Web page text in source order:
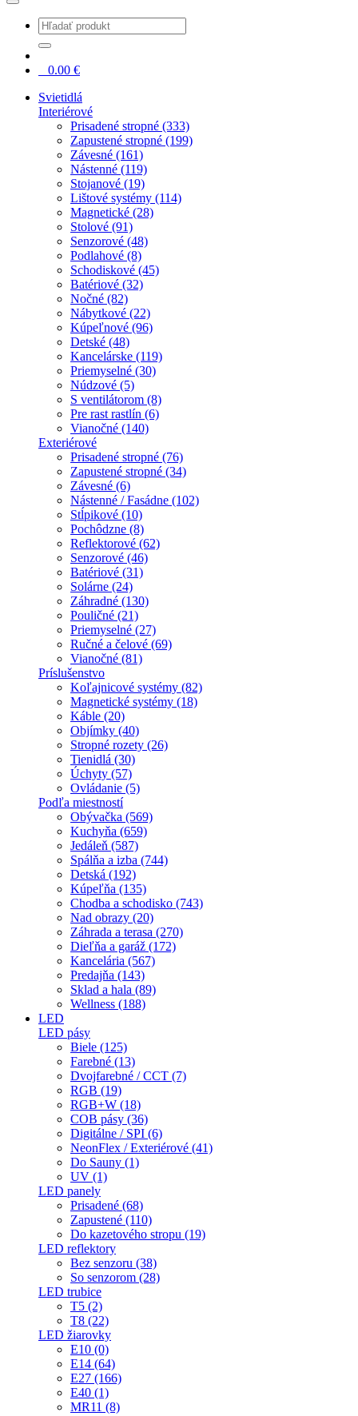
0.00 €
Svietidlá
Interiérové
Prisadené stropné (333)
Zapustené stropné (199)
Závesné (161)
Nástenné (119)
Stojanové (19)
Lištové systémy (114)
Magnetické (28)
Stolové (91)
Senzorové (48)
Podlahové (8)
Schodiskové (45)
Batériové (32)
Nočné (82)
Nábytkové (22)
Kúpeľnové (96)
Detské (48)
Kancelárske (119)
Priemyselné (30)
Núdzové (5)
S ventilátorom (8)
Pre rast rastlín (6)
Vianočné (140)
Exteriérové
Prisadené stropné (76)
Zapustené stropné (34)
Závesné (6)
Nástenné / Fasádne (102)
Stĺpikové (10)
Pochôdzne (8)
Reflektorové (62)
Senzorové (46)
Batériové (31)
Solárne (24)
Záhradné (130)
Pouličné (21)
Priemyselné (27)
Ručné a čelové (69)
Vianočné (81)
Príslušenstvo
Koľajnicové systémy (82)
Magnetické systémy (18)
Káble (20)
Objímky (40)
Stropné rozety (26)
Tienidlá (30)
Úchyty (57)
Ovládanie (5)
Podľa miestností
Obývačka (569)
Kuchyňa (659)
Jedáleň (587)
Spálňa a izba (744)
Detská (192)
Kúpeľňa (135)
Chodba a schodisko (743)
Nad obrazy (20)
Záhrada a terasa (270)
Dieľňa a garáž (172)
Kancelária (567)
Predajňa (143)
Sklad a hala (89)
Wellness (188)
LED
LED pásy
Biele (125)
Farebné (13)
Dvojfarebné / CCT (7)
RGB (19)
RGB+W (18)
COB pásy (36)
Digitálne / SPI (6)
NeonFlex / Exteriérové (41)
Do Sauny (1)
UV (1)
LED panely
Prisadené (68)
Zapustené (110)
Do kazetového stropu (19)
LED reflektory
Bez senzoru (38)
So senzorom (28)
LED trubice
T5 (2)
T8 (22)
LED žiarovky
E10 (0)
E14 (64)
E27 (166)
E40 (1)
MR11 (8)